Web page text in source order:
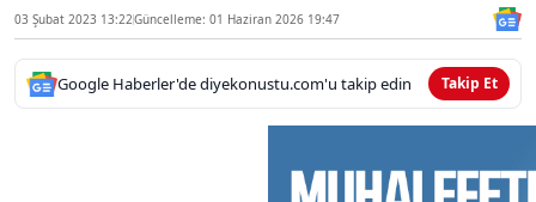
03 Şubat 2023 13:22Güncelleme: 01 Haziran 2026 19:47
Google Haberler'de diyekonustu.com'u takip edin Takip Et